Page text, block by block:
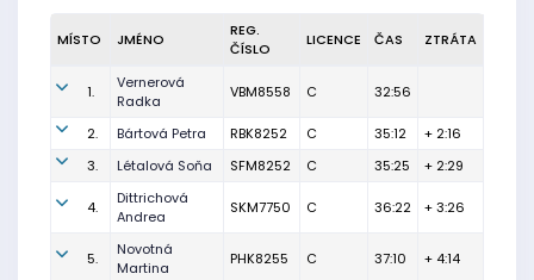
MÍSTO JMÉNO
REG.
ČÍSLO
LICENCE ČAS ZTRÁTA
1.
Vernerová
Radka
VBM8558 C 32:56
2. Bártová Petra RBK8252 C 35:12
+ 2:16
3.
Létalová Soňa SFM8252 C 35:25 + 2:29
4.
Dittrichová
Andrea
SKM7750 C 36:22 + 3:26
5.
Novotná
Martina
PHK8255 C 37:10 + 4:14